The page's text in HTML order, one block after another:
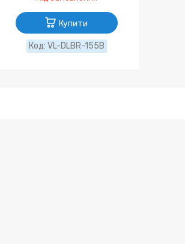
Купити
VL-DLBR-155B